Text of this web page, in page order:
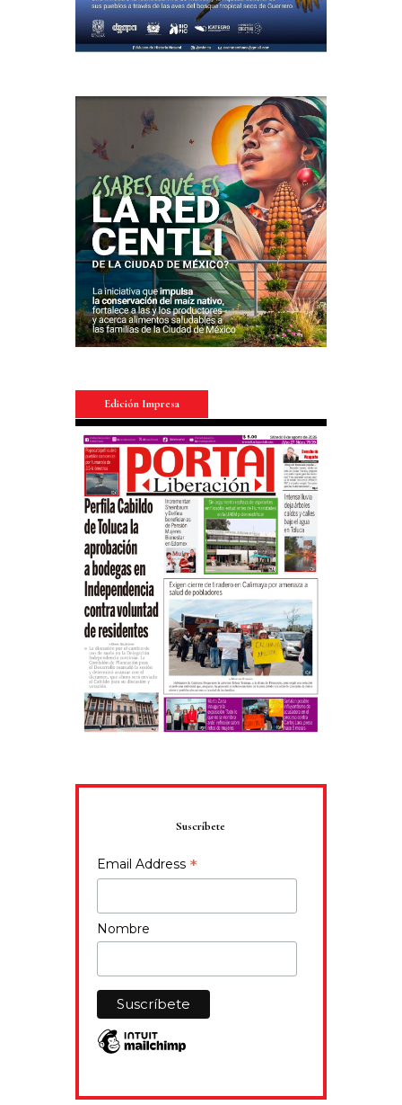
Edición Impresa
Suscríbete
Email Address *
Nombre